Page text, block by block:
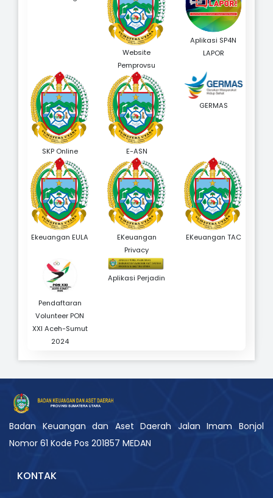
Website
Pemprovsu
Aplikasi SP4N
LAPOR
SKP Online E-ASN
GERMAS
Ekeuangan EULA
EKeuangan
Privacy
EKeuangan TAC
Pendaftaran
Volunteer PON
XXI Aceh-Sumut
2024
Aplikasi Perjadin
Badan Keuangan dan Aset Daerah Jalan Imam Bonjol
Nomor 61 Kode Pos 201857 MEDAN
KONTAK